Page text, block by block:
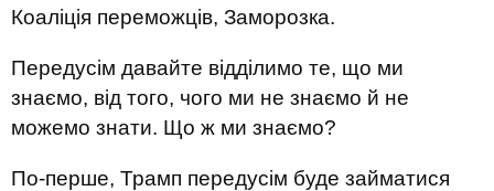
Коаліція переможців, Заморозка.
Передусім давайте відділимо те, що ми
знаємо, від того, чого ми не знаємо й не
можемо знати. Що ж ми знаємо?
По-перше, Трамп передусім буде займатися